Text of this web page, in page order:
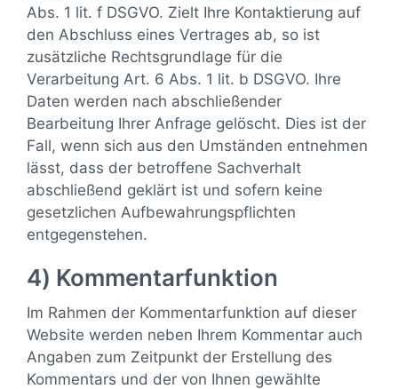
Abs. 1 lit. f DSGVO. Zielt Ihre Kontaktierung auf
den Abschluss eines Vertrages ab, so ist
zusätzliche Rechtsgrundlage für die
Verarbeitung Art. 6 Abs. 1 lit. b DSGVO. Ihre
Daten werden nach abschließender
Bearbeitung Ihrer Anfrage gelöscht. Dies ist der
Fall, wenn sich aus den Umständen entnehmen
lässt, dass der betroffene Sachverhalt
abschließend geklärt ist und sofern keine
gesetzlichen Aufbewahrungspflichten
entgegenstehen.
4) Kommentarfunktion
Im Rahmen der Kommentarfunktion auf dieser
Website werden neben Ihrem Kommentar auch
Angaben zum Zeitpunkt der Erstellung des
Kommentars und der von Ihnen gewählte